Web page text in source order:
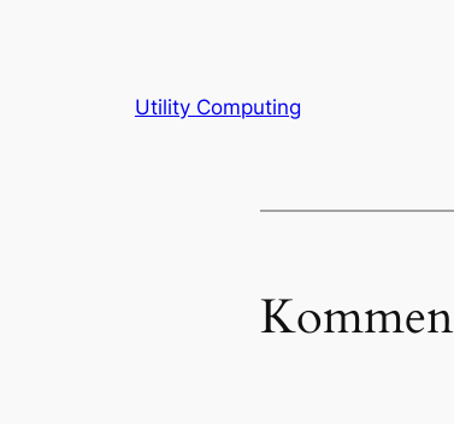
Utility Computing